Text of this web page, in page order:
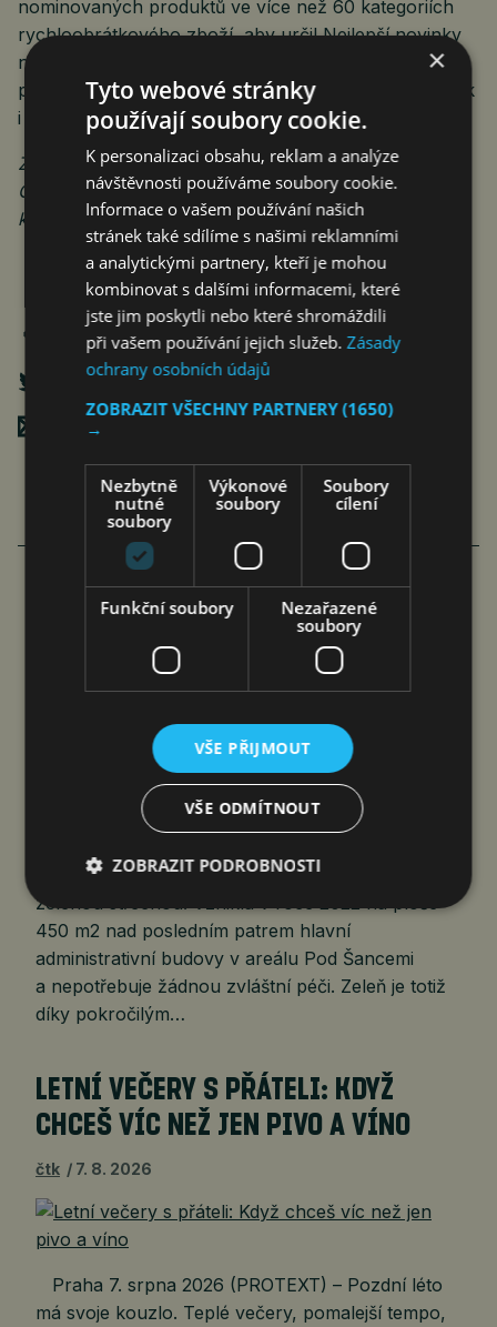
nominovaných produktů ve více než 60 kategoriích
rychloobrátkového zboží, aby určil Nejlepší novinky
na českém trhu. Mezi firmy, které do soutěže
přihlašují své výrobky, patří jak velké mezinárodní, tak
i menší domácí společnosti.
Zdroj: Moracell
ČTK Connect ke zprávě vydává obrazovou přílohu,
která je k dispozici na adresehttps://www.protext.cz
Poslat mailem
PŘÍRODNÍ KLIMATIZACE NA STŘEŠE
PRAŽSKÝCH SLUŽEB: KVETE
A CHLADÍ UŽ ČTVRTÝM ROKEM
největší městská společnost se pyšní vlastní
zelenou střechou. Vznikla v roce 2022 na ploše
450 m2 nad posledním patrem hlavní
administrativní budovy v areálu Pod Šancemi
a nepotřebuje žádnou zvláštní péči. Zeleň je totiž
díky pokročilým…
LETNÍ VEČERY S PŘÁTELI: KDYŽ
CHCEŠ VÍC NEŽ JEN PIVO A VÍNO
čtk 7. 8. 2026
Praha 7. srpna 2026 (PROTEXT) – Pozdní léto
má svoje kouzlo. Teplé večery, pomalejší tempo,
×
Tyto webové stránky
používají soubory cookie.
K personalizaci obsahu, reklam a analýze
návštěvnosti používáme soubory cookie.
Informace o vašem používání našich
stránek také sdílíme s našimi reklamními
a analytickými partnery, kteří je mohou
kombinovat s dalšími informacemi, které
jste jim poskytli nebo které shromáždili
při vašem používání jejich služeb.Zásady
ochrany osobních údajů
ZOBRAZIT VŠECHNY PARTNERY(1650)
→
Nezbytně
nutné
soubory
Výkonové
soubory
Soubory
cílení
Funkční soubory
Nezařazené
soubory
VŠE PŘIJMOUT
VŠE ODMÍTNOUT
ZOBRAZIT PODROBNOSTI